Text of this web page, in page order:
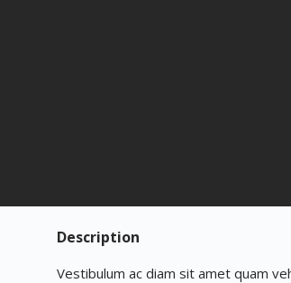
Description
Vestibulum ac diam sit amet quam